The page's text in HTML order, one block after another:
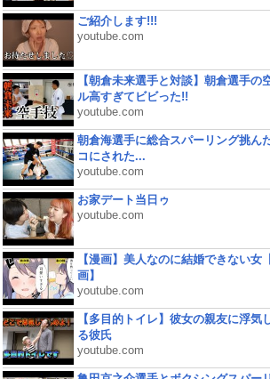
ご紹介します!!!
youtube.com
【朝倉未来選手と対談】朝倉選手の
ル高すぎてビビった!!
youtube.com
朝倉海選手に総合スパーリング挑ん
コにされた...
youtube.com
お家デート当日ゥ
youtube.com
【漫画】美人なのに結婚できない女
画】
youtube.com
【多目的トイレ】彼女の親友に浮気
る彼氏
youtube.com